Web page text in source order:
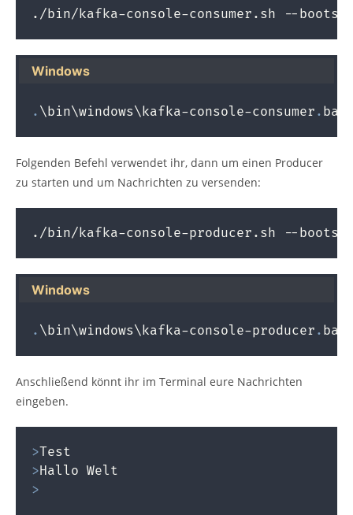
./bin/kafka-console-consumer.sh --
Windows
. \bin\windows\kafka-console-consumer .
Folgenden Befehl verwendet ihr, dann um einen Producer
zu starten und um Nachrichten zu versenden:
./bin/kafka-console-producer.sh --
Windows
. \bin\windows\kafka-console-producer .
Anschließend könnt ihr im Terminal eure Nachrichten
eingeben.
>
>
>